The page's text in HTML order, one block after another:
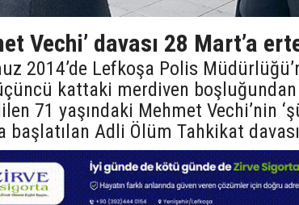
Vechi’ davası 28 Mart’a
2014’de Lefkoşa Polis
kattaki merdiven
71 yaşındaki Mehmet Vechi’nin
başlatılan Adli Ölüm Tahkikat